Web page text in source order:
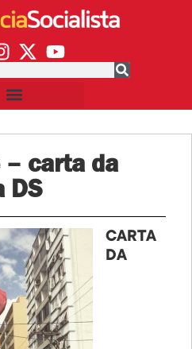
– carta da
DS
CARTA
DA